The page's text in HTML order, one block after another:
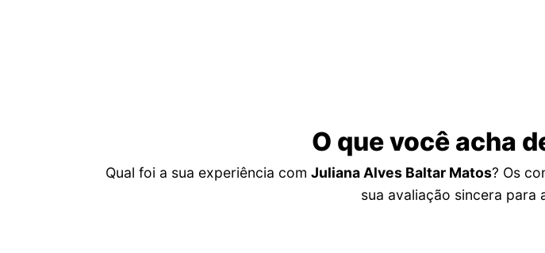
O que você acha
Qual foi a sua experiência com Juliana Alves Baltar Matos? Os
sua avaliação sincera para